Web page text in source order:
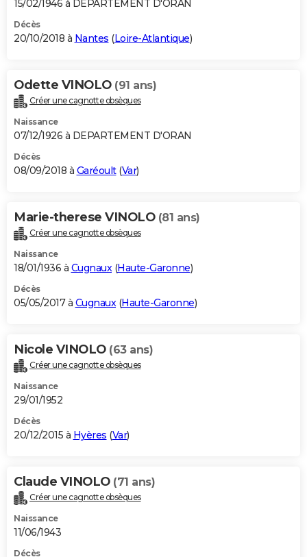
15/02/1946 à DEPARTEMENT D'ORAN
Décès
20/10/2018 à Nantes (Loire-Atlantique)
Odette VINOLO (91 ans)
Créer une cagnotte obsèques
Naissance
07/12/1926 à DEPARTEMENT D'ORAN
Décès
08/09/2018 à Garéoult(Var)
Marie-therese VINOLO (81 ans)
Créer une cagnotte obsèques
Naissance
18/01/1936 à Cugnaux(Haute-Garonne)
Décès
05/05/2017 à Cugnaux(Haute-Garonne)
Nicole VINOLO (63 ans)
Créer une cagnotte obsèques
Naissance
29/01/1952
Décès
20/12/2015 à Hyères (Var)
Claude VINOLO (71 ans)
Créer une cagnotte obsèques
Naissance
11/06/1943
Décès